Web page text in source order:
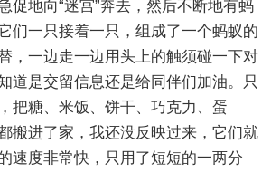
促地向“迷宫”奔去，然后不断地有蚂
们一只接着一只，组成了一个蚂蚁的
，一边走一边用头上的触须碰一下对
道是交留信息还是给同伴们加油。只
把糖、米饭、饼干、巧克力、蛋
进了家，我还没反映过来，它们就
速度非常快，只用了短短的一两分